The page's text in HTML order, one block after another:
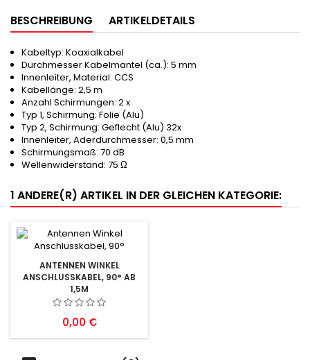
BESCHREIBUNG ARTIKELDETAILS
Kabeltyp: Koaxialkabel
Durchmesser Kabelmantel (ca.): 5 mm
Innenleiter, Material: CCS
Kabellänge: 2,5 m
Anzahl Schirmungen: 2 x
Typ 1, Schirmung: Folie (Alu)
Typ 2, Schirmung: Geflecht (Alu) 32x
Innenleiter, Aderdurchmesser: 0,5 mm
Schirmungsmaß: 70 dB
Wellenwiderstand: 75 Ω
1 ANDERE(R) ARTIKEL IN DER GLEICHEN KATEGORIE:
ANTENNEN WINKEL
ANSCHLUSSKABEL, 90° AB
1,5M
Preis
0,00 €